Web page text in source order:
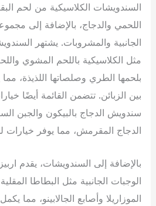
السندويشات الكلاسيكية من لحم
اللحمي والدجاج، بالإضافة إلى
الجانبية والمشروبات. يشتهر
مثل الكلاسيكية باللحم المشوي
بلحمها الطري وصلصاتها اللذيذة،
بين الزبائن. تتضمن القائمة أيضًا
سندويش الدجاج بالبيكون والجبن
الدجاج المقرمش، مما يوفر خيارات
بالإضافة إلى السندويشات، يقدم
الوجبات الجانبية مثل البطاطا
الموزاريلا وأصابع الجالابينو، مما